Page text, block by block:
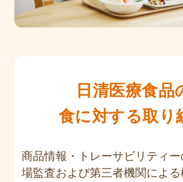
日清医療食品
食に対する取り
商品情報・トレーサビリティ
場監査および第三者機関による